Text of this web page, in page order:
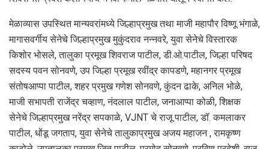
मेळाव्यास उपस्थित मान्यवरांमध्ये जिल्हाप्रमुख तथा माजी महापौर विष्णू भंगाळे,
मागासवर्गीय सेनेचे जिल्हाप्रमुख मुकुंदराव नन्नवरे, युवा सेनेचे विस्तारक
किशोर भोसले, तालुका प्रमूख शिवराज पाटील, डी.ओ.पाटील, जिल्हा परिषद
सदस्य पवन सोनवणे, उप जिल्हा प्रमूख रवींद्र कापडणे, महानगर प्रमूख
संतोषआप्पा पाटील, शहर प्रमुख गणेश सोनवणे, कुंदन ढाके, अनिल भोळे,
माजी सभापती राजेंद्र चव्हाण, नंदलाल पाटील, जनाआप्पा कोळी, शिक्षक
सेनेचे जिल्हाप्रमुख नरेंद्र सपकाळे, VJNT चे राजू पाटील, डॉ. कमलाकर
पाटील, धोंडू जगताप, युवा सेनेचे तालुकाप्रमुख अजय महाजन , रामकृष्ण